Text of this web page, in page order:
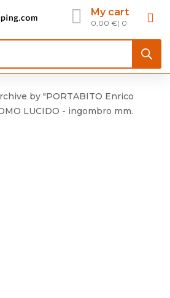
My cart
0,00 € 0
by "PORTABITO Enrico
LUCIDO - ingombro mm.